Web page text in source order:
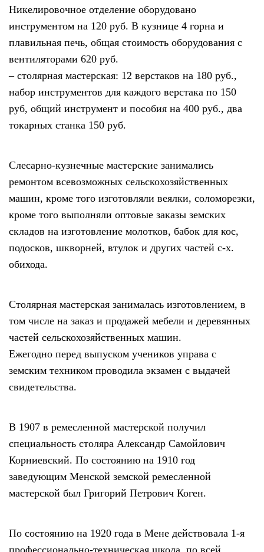
Никелировочное отделение оборудовано
инструментом на 120 руб. В кузнице 4 горна и
плавильная печь, общая стоимость оборудования с
вентиляторами 620 руб.
– столярная мастерская: 12 верстаков на 180 руб.,
набор инструментов для каждого верстака по 150
руб, общий инструмент и пособия на 400 руб., два
токарных станка 150 руб.
Слесарно-кузнечные мастерские занимались
ремонтом всевозможных сельскохозяйственных
машин, кроме того изготовляли веялки, соломорезки,
кроме того выполняли оптовые заказы земских
складов на изготовление молотков, бабок для кос,
подосков, шкворней, втулок и других частей с-х.
обихода.
Столярная мастерская занималась изготовлением, в
том числе на заказ и продажей мебели и деревянных
частей сельскохозяйственных машин.
Ежегодно перед выпуском учеников управа с
земским техником проводила экзамен с выдачей
свидетельства.
В 1907 в ремесленной мастерской получил
специальность столяра Александр Самойлович
Корниевский. По состоянию на 1910 год
заведующим Менской земской ремесленной
мастерской был Григорий Петрович Коген.
По состоянию на 1920 года в Мене действовала 1-я